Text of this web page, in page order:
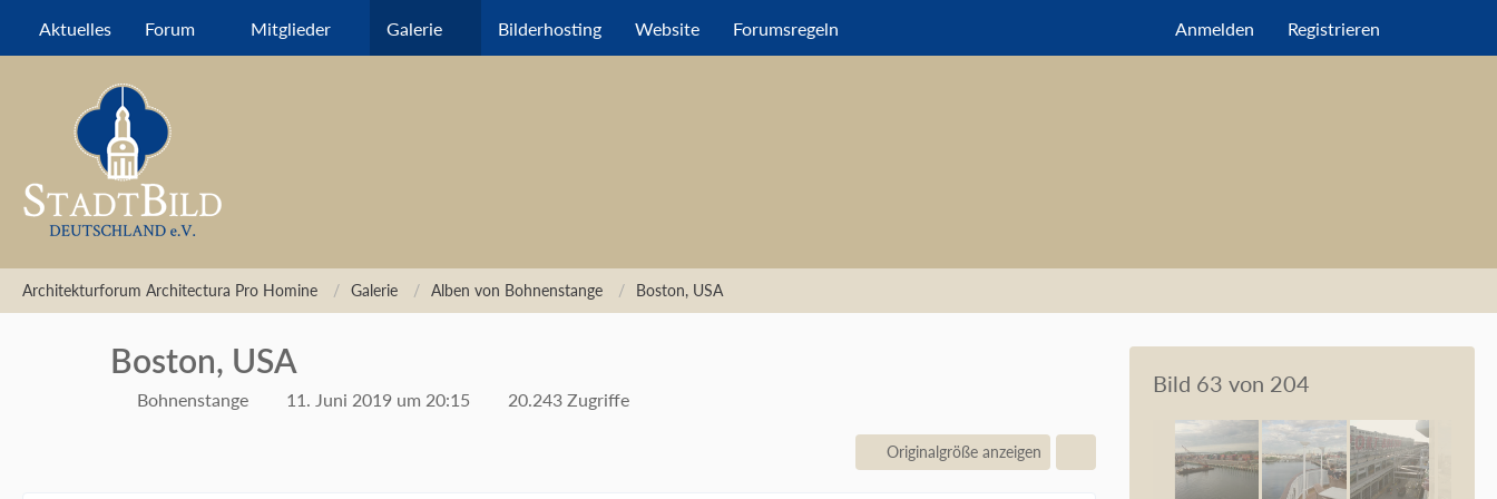
Aktuelles Forum Mitglieder Galerie Bilderhosting Website Forumsregeln Anmelden Registrieren
Architekturforum Architectura Pro Homine Galerie Alben von Bohnenstange Boston, USA
Boston, USA
Bohnenstange 11. Juni 2019 um 20:15 20.243 Zugriffe
Originalgröße anzeigen
Bild 63 von 204